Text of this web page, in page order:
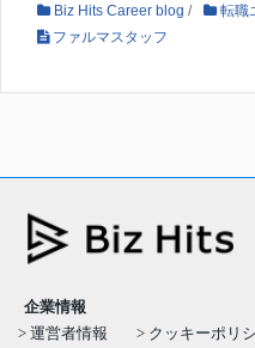
Biz Hits Career blog / 転職
ファルマスタッフ
企業情報
運営者情報
クッキーポリ